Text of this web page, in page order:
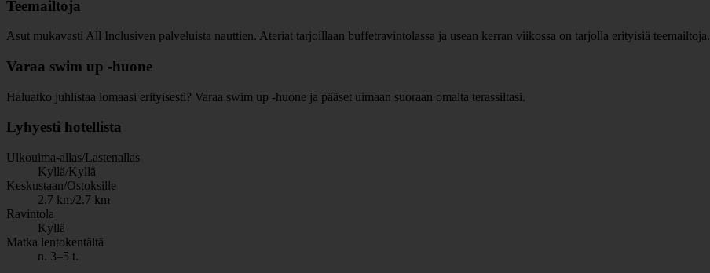
Teemailtoja
Asut mukavasti All Inclusiven palveluista nauttien. Ateriat tarjoillaan buffetravintolassa ja usean kerran viikossa on tarjolla erityisiä teemailtoja.
Varaa swim up -huone
Haluatko juhlistaa lomaasi erityisesti? Varaa swim up -huone ja pääset uimaan suoraan omalta terassiltasi.
Lyhyesti hotellista
Ulkouima-allas/Lastenallas
Kyllä/Kyllä
Keskustaan/Ostoksille
2.7 km/2.7 km
Ravintola
Kyllä
Matka lentokentältä
n. 3–5 t.